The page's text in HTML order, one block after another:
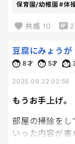
保育園/幼稚園 #体
共感 10 2
もうお手上げ。
豆腐にみょうが
8才
5才
2025.09.22 02:56
部屋の掃除をし
いった内容が